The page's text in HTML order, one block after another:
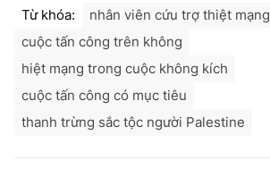
Từ khóa:
nhân viên cứu trợ thiệt mạng
cuộc tấn công trên không
hiệt mạng trong cuộc không kích
cuộc tấn công có mục tiêu
thanh trừng sắc tộc người Palestine